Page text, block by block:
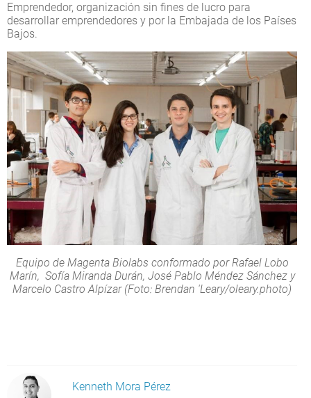
Emprendedor, organización sin fines de lucro para
desarrollar emprendedores y por la Embajada de los Países
Bajos.
Equipo de Magenta Biolabs conformado por Rafael Lobo
Marín, Sofía Miranda Durán, José Pablo Méndez Sánchez y
Marcelo Castro Alpízar (Foto: Brendan 'Leary/oleary.photo)
Kenneth Mora Pérez